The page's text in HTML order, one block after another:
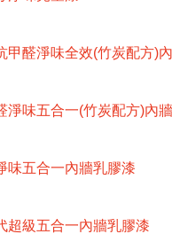
甲醛淨味全效(竹炭配方)
淨味五合一(竹炭配方)內
味五合一內牆乳膠漆
超級五合一內牆乳膠漆